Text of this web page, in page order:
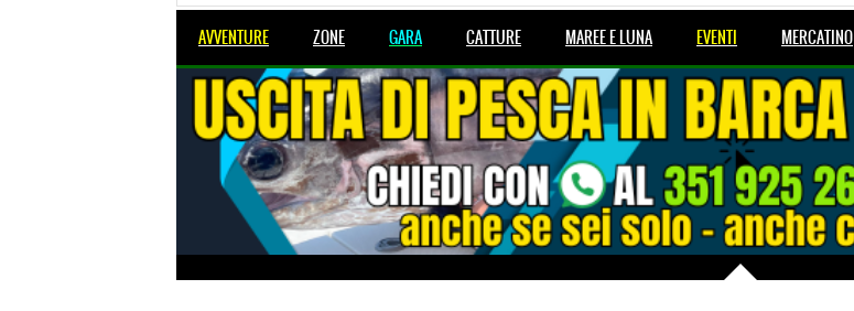
AVVENTURE ZONE GARA CATTURE MAREE E LUNA EVENTI MERCATINO